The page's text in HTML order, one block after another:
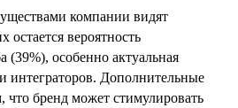
компании видят
вероятность
(39%), особенно актуальная
интеграторов. Дополнительные
что бренд может стимулировать